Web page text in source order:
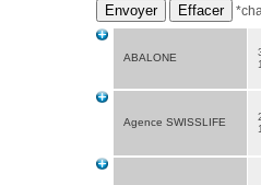
ABALONE
Agence SWISSLIFE